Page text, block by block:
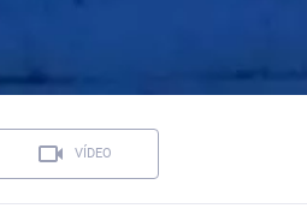
VÍDEO